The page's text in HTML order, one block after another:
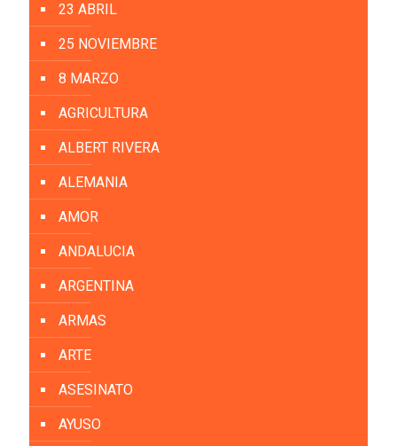
23 ABRIL
25 NOVIEMBRE
8 MARZO
AGRICULTURA
ALBERT RIVERA
ALEMANIA
AMOR
ANDALUCIA
ARGENTINA
ARMAS
ARTE
ASESINATO
AYUSO